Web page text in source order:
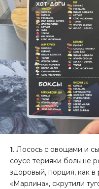
1. Лосось с овощами и
соусе терияки больше
здоровый, порция, как
«Марлина», скрутили